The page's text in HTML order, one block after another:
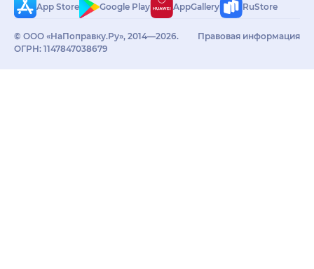
App Store
Google Play AppGallery RuStore
© ООО «НаПоправку.Ру», 2014—2026.
ОГРН: 1147847038679
Правовая информация